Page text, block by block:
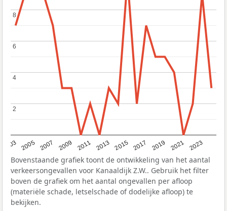
2003 2005 2007 2009 2011 2013 2015 2017 2019 2021 2023
2
2
4
4
6
6
8
8
Bovenstaande grafiek toont de ontwikkeling van het aantal
verkeersongevallen voor Kanaaldijk Z.W.. Gebruik het filter
boven de grafiek om het aantal ongevallen per afloop
(materiële schade, letselschade of dodelijke afloop) te
bekijken.